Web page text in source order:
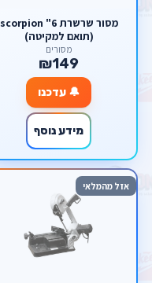
מסור שרשרת 6" scorpion
(תואם למקיטה)
מסורים
₪149
🔔 עדכנו
מידע נוסף
אזל מהמלאי